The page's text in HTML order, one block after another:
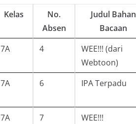
Kelas
No.
Absen
Judul Bahan
Bacaan
7A 4
WEE!!! (dari
Webtoon)
7A 6 IPA Terpadu
7A 7 WEE!!!